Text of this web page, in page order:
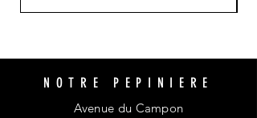
NOTRE PEPINIERE
Avenue du Campon